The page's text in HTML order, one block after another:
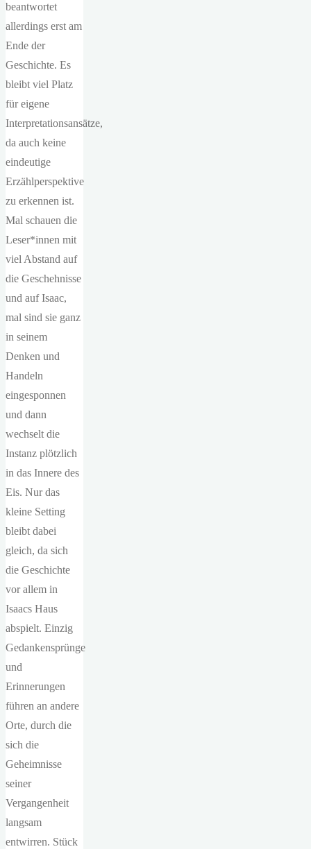
beantwortet
allerdings erst am
Ende der
Geschichte. Es
bleibt viel Platz
für eigene
Interpretationsansätze,
da auch keine
eindeutige
Erzählperspektive
zu erkennen ist.
Mal schauen die
Leser*innen mit
viel Abstand auf
die Geschehnisse
und auf Isaac,
mal sind sie ganz
in seinem
Denken und
Handeln
eingesponnen
und dann
wechselt die
Instanz plötzlich
in das Innere des
Eis. Nur das
kleine Setting
bleibt dabei
gleich, da sich
die Geschichte
vor allem in
Isaacs Haus
abspielt. Einzig
Gedankensprünge
und
Erinnerungen
führen an andere
Orte, durch die
sich die
Geheimnisse
seiner
Vergangenheit
langsam
entwirren. Stück